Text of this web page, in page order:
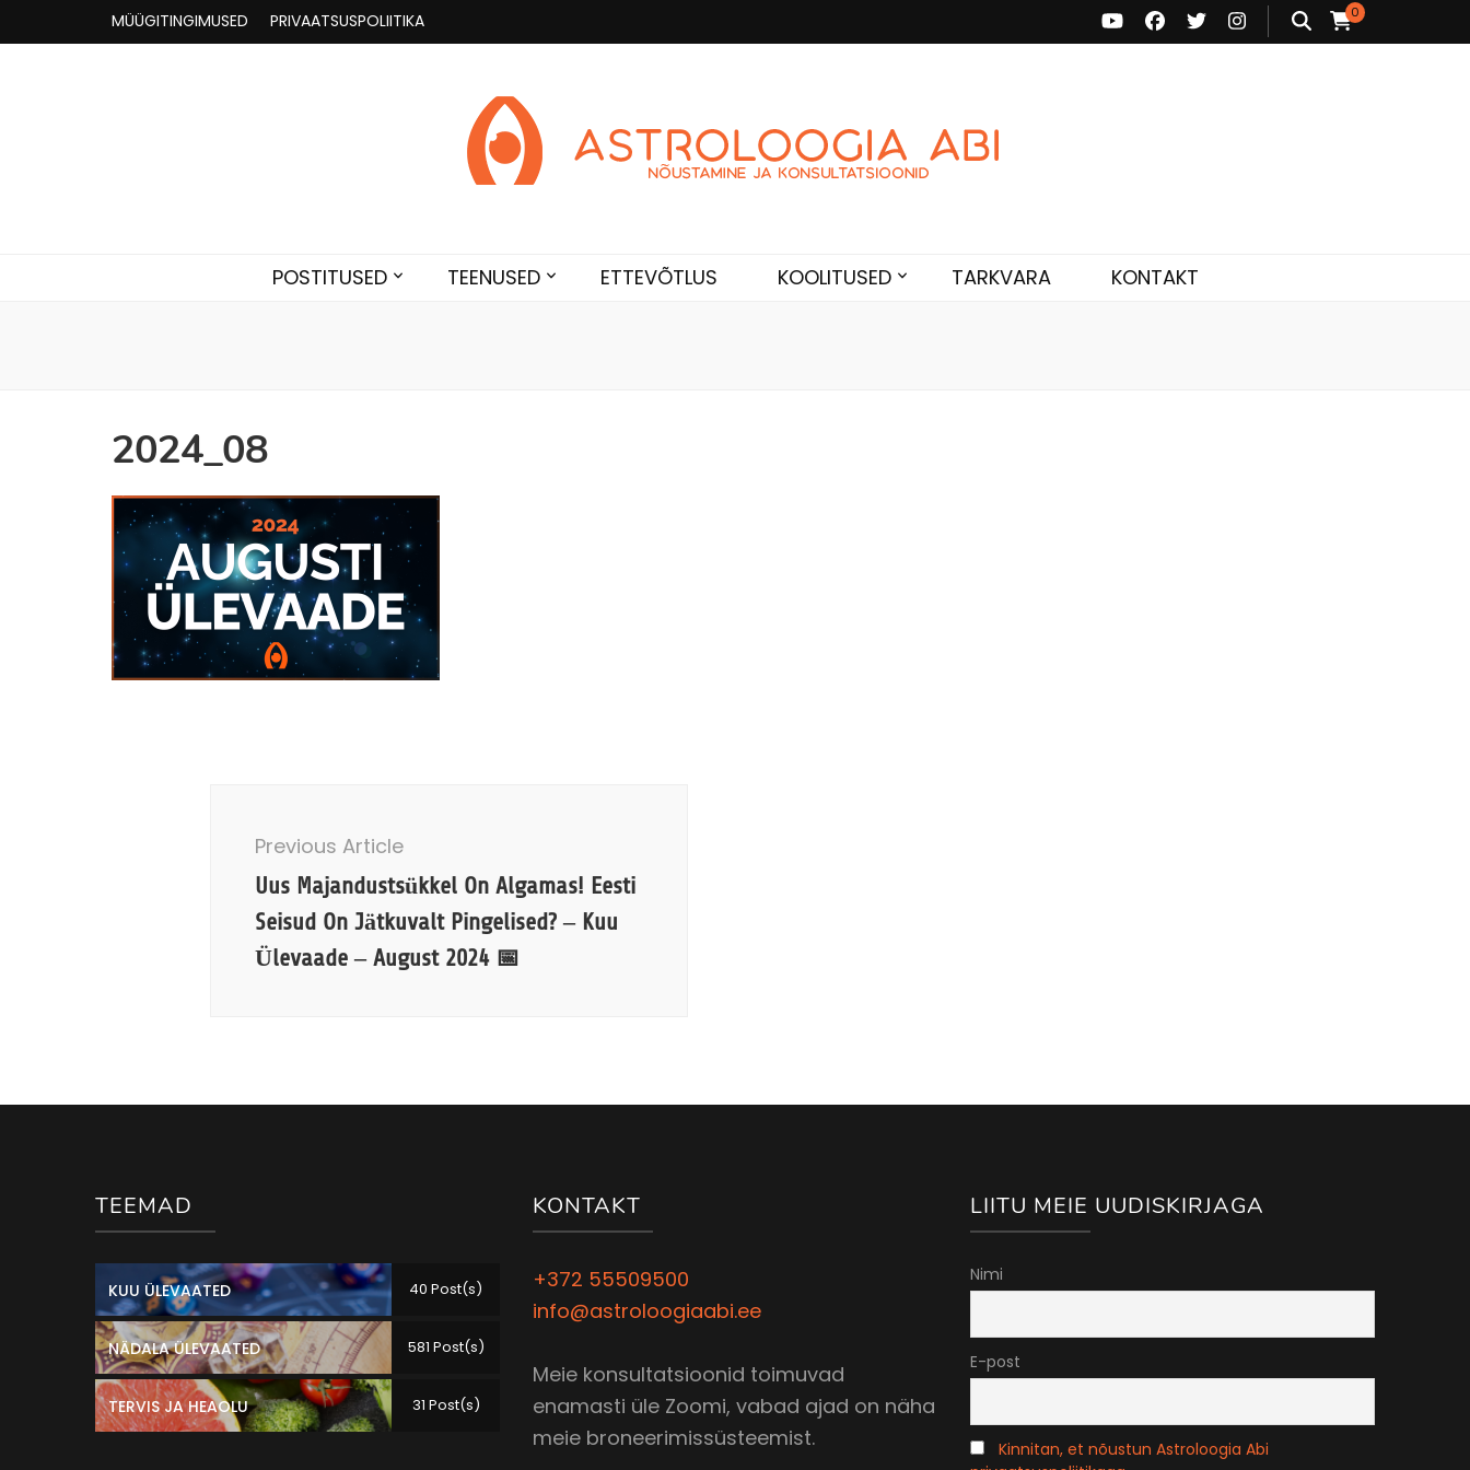
MÜÜGITINGIMUSED PRIVAATSUSPOLIITIKA 0
POSTITUSED TEENUSED ETTEVÕTLUS KOOLITUSED TARKVARA KONTAKT
2024_08
Navigation
Previous Article
Uus Majandustsükkel On Algamas! Eesti
Seisud On Jätkuvalt Pingelised? – Kuu
Ülevaade – August 2024 📅
TEEMAD
KUU ÜLEVAATED 40 Post(s)
NÄDALA ÜLEVAATED 581 Post(s)
TERVIS JA HEAOLU 31 Post(s)
KONTAKT
+372 55509500
info@astroloogiaabi.ee
Meie konsultatsioonid toimuvad
enamasti üle Zoomi, vabad ajad on näha
meie broneerimissüsteemist.
LIITU MEIE UUDISKIRJAGA
Nimi
E-post
Kinnitan, et nõustun Astroloogia Abi